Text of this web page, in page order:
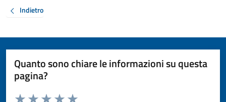
Indietro
Quanto sono chiare le informazioni su questa
pagina?
Valuta da 1 a 5 stelle la pagina